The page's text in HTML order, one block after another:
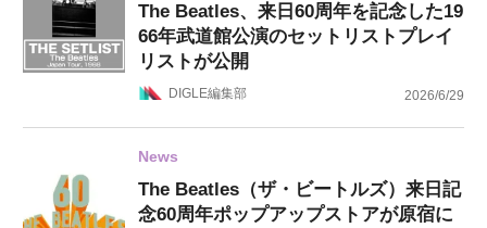
The Beatles、来日60周年を記念した19
66年武道館公演のセットリストプレイ
リストが公開
DIGLE編集部 2026/6/29
News
The Beatles（ザ・ビートルズ）来日記
念60周年ポップアップストアが原宿に